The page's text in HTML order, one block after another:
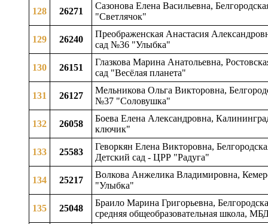
128 26271
Сазонова Елена Васильевна,
"Светлячок"
129 26240
Преображенская Анастасия
сад №36 "Улыбка"
130 26151
Глазкова Марина Анатольевна,
сад "Весёлая планета"
131 26127
Мельникова Ольга Викторовна,
№37 "Соловушка"
132 26058
Боева Елена Александровна,
ключик"
133 25583
Геворкян Елена Викторовна,
Детский сад - ЦРР "Радуга"
134 25217
Волкова Анжелика Владимировна,
"Улыбка"
135 25048
Браило Марина Григорьевна,
средняя общеобразовательная школа,